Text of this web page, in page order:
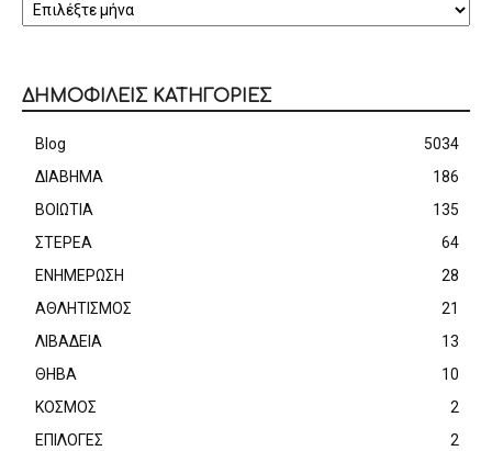
ΔΗΜΟΦΙΛΕΙΣ ΚΑΤΗΓΟΡΙΕΣ
Blog
5034
ΔΙΑΒΗΜΑ
186
ΒΟΙΩΤΙΑ
135
ΣΤΕΡΕΑ
64
ΕΝΗΜΕΡΩΣΗ
28
ΑΘΛΗΤΙΣΜΟΣ
21
ΛΙΒΑΔΕΙΑ
13
ΘΗΒΑ
10
ΚΟΣΜΟΣ
2
ΕΠΙΛΟΓΕΣ
2